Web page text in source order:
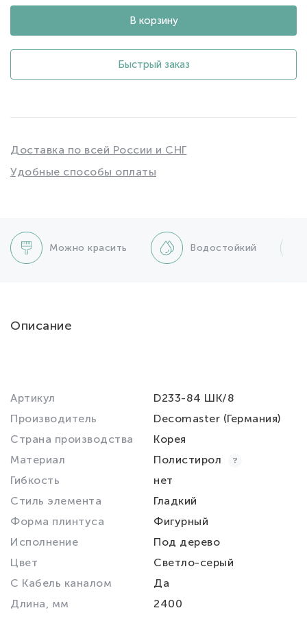
В корзину
Быстрый заказ
Доставка по всей России и СНГ
Удобные способы оплаты
Можно красить Водостойкий
Описание
Артикул
D233-84 ШК/8
Производитель
Decomaster (Германия)
Страна производства
Корея
Материал
Полистирол
Гибкость
нет
Стиль элемента
Гладкий
Форма плинтуса
Фигурный
Исполнение
Под дерево
Цвет
Светло-серый
С Кабель каналом
Да
Длина, мм
2400